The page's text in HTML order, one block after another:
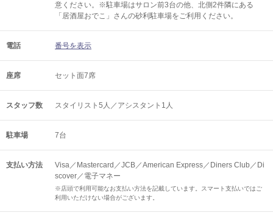
意ください。※駐車場はサロン前3台の他、北側2件隣にある
「居酒屋おでこ」さんの砂利駐車場をご利用ください。
電話 番号を表示
座席 セット面7席
スタッフ数 スタイリスト5人／アシスタント1人
駐車場 7台
支払い方法
Visa／Mastercard／JCB／American Express／Diners Club／Di
scover／電子マネー
※店頭で利用可能なお支払い方法を記載しています。スマート支払いではご
利用いただけない場合がございます。